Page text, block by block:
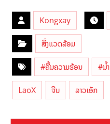
Kongxay
ສິ່ງແວດລ້ອມ
#ຄື້ນຄວາມຮ້ອນ #ນ້ຳ
LaoX ຈີນ ລາວເອັກ